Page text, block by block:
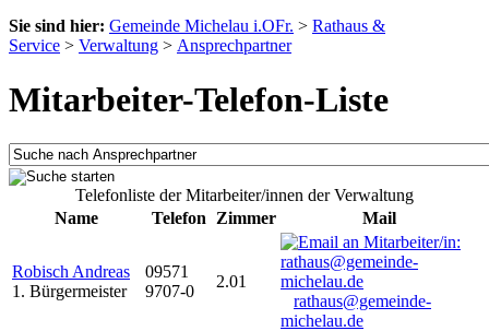
Sie sind hier: Gemeinde Michelau i.OFr. > Rathaus &
Service > Verwaltung > Ansprechpartner
Mitarbeiter-Telefon-Liste
Telefonliste der Mitarbeiter/innen der Verwaltung
Name
Telefon Zimmer Mail
Robisch Andreas
1. Bürgermeister
09571
9707-0
2.01
rathaus@gemeinde-
michelau.de